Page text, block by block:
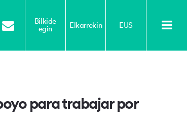
Email
Bilkide
egin
Elkarrekin EUS
para trabajar por